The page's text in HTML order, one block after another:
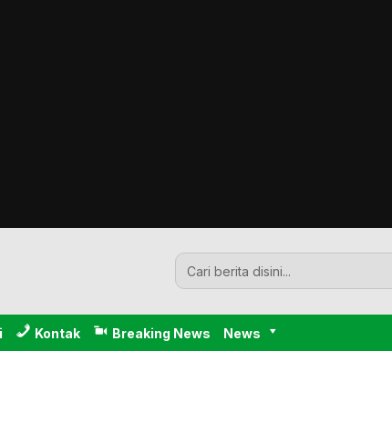
Kontak Breaking News News